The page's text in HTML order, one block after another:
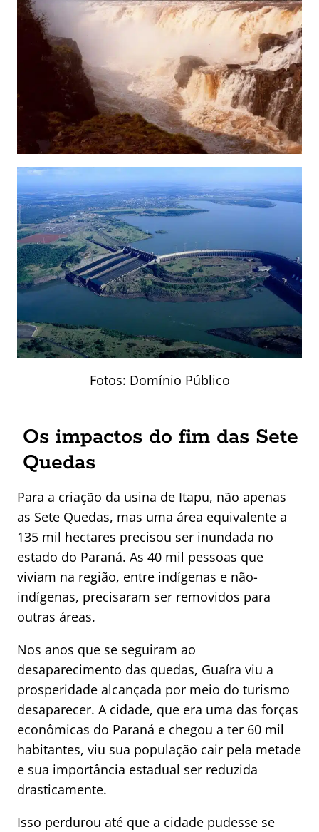
Fotos: Domínio Público
Os impactos do fim das Sete
Quedas
Para a criação da usina de Itapu, não apenas
as Sete Quedas, mas uma área equivalente a
135 mil hectares precisou ser inundada no
estado do Paraná. As 40 mil pessoas que
viviam na região, entre indígenas e não-
indígenas, precisaram ser removidos para
outras áreas.
Nos anos que se seguiram ao
desaparecimento das quedas, Guaíra viu a
prosperidade alcançada por meio do turismo
desaparecer. A cidade, que era uma das forças
econômicas do Paraná e chegou a ter 60 mil
habitantes, viu sua população cair pela metade
e sua importância estadual ser reduzida
drasticamente.
Isso perdurou até que a cidade pudesse se